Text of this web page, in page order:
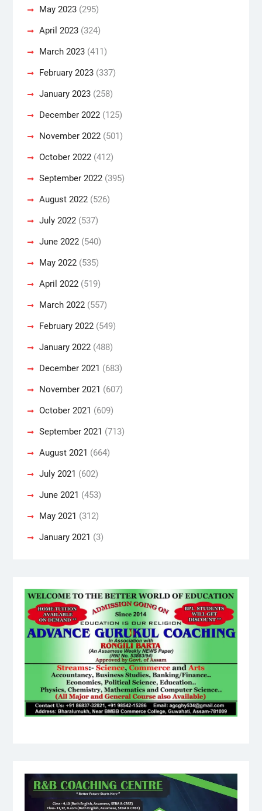
May 2023(295)
April 2023(324)
March 2023(411)
February 2023(337)
January 2023(258)
December 2022(125)
November 2022(501)
October 2022(412)
September 2022(395)
August 2022(526)
July 2022(537)
June 2022(540)
May 2022(535)
April 2022(519)
March 2022(557)
February 2022(549)
January 2022(488)
December 2021 (683)
November 2021 (607)
October 2021 (609)
September 2021 (713)
August 2021 (664)
July 2021 (602)
June 2021 (453)
May 2021 (312)
January 2021 (3)